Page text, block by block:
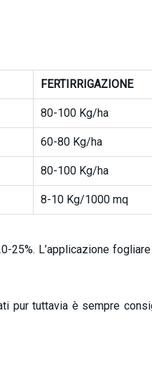
FERTIRRIGAZIONE
80-100 Kg/ha
60-80 Kg/ha
80-100 Kg/ha
8-10 Kg/1000 mq
25%. L’applicazione
pur tuttavia è sempre